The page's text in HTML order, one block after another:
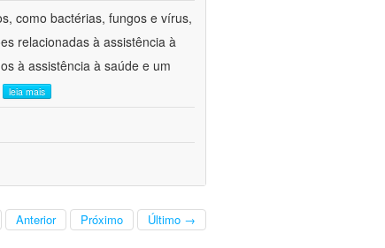
como bactérias, fungos e vírus,
relacionadas à assistência à
à assistência à saúde e um
leia mais
Anterior Próximo Último →